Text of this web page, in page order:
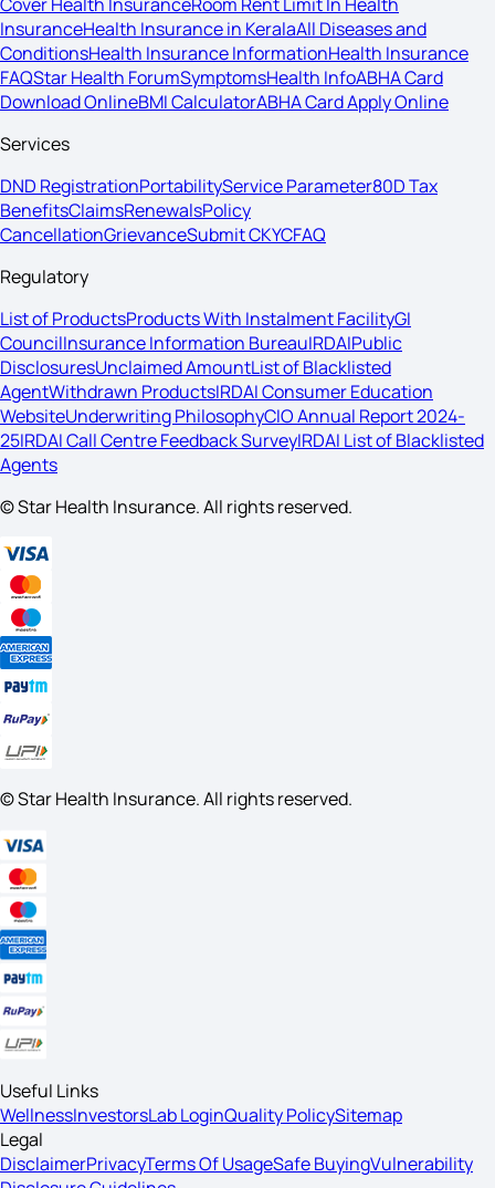
InsuranceHealth Insurance in KeralaAll Diseases and
ConditionsHealth Insurance InformationHealth Insurance
FAQStar Health ForumSymptomsHealth InfoABHA Card
Download OnlineBMI CalculatorABHA Card Apply Online
Services
DND RegistrationPortabilityService Parameter80D Tax
BenefitsClaimsRenewalsPolicy
CancellationGrievanceSubmit CKYCFAQ
Regulatory
List of ProductsProducts With Instalment FacilityGI
CouncilInsurance Information BureauIRDAIPublic
DisclosuresUnclaimed AmountList of Blacklisted
AgentWithdrawn ProductsIRDAI Consumer Education
WebsiteUnderwriting PhilosophyCIO Annual Report 2024-
25IRDAI Call Centre Feedback SurveyIRDAI List of Blacklisted
Agents
© Star Health Insurance. All rights reserved.
© Star Health Insurance. All rights reserved.
Useful Links
WellnessInvestorsLab LoginQuality PolicySitemap
Legal
DisclaimerPrivacyTerms Of UsageSafe BuyingVulnerability